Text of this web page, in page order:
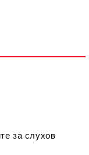
ден.
за слухов